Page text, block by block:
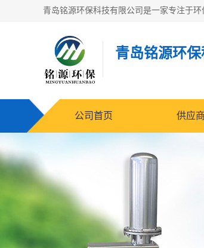
青岛铭源环
公司首页 供应